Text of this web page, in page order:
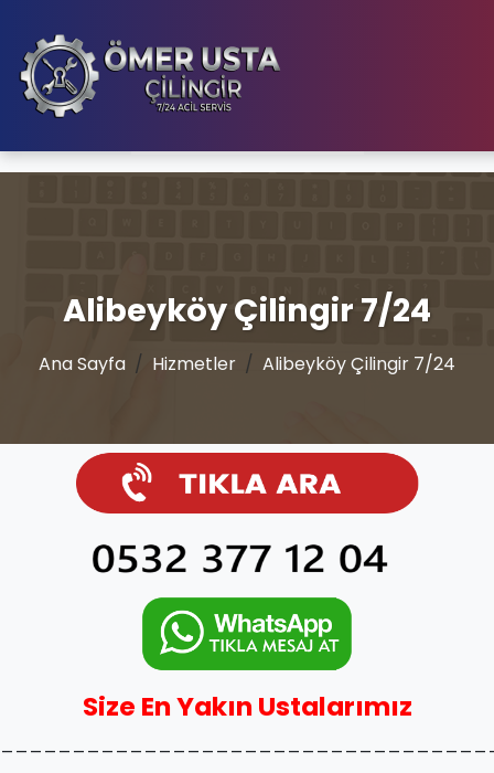
Alibeyköy Çilingir 7/24
Ana Sayfa Hizmetler Alibeyköy Çilingir 7/24
Size En Yakın Ustalarımız